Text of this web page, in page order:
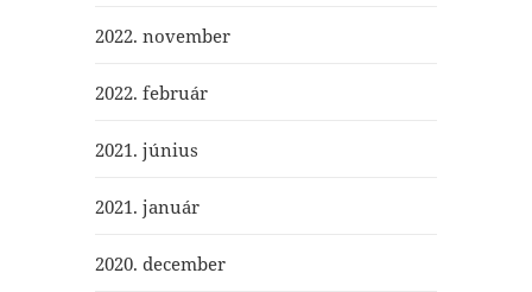
2022. november
2022. február
2021. június
2021. január
2020. december